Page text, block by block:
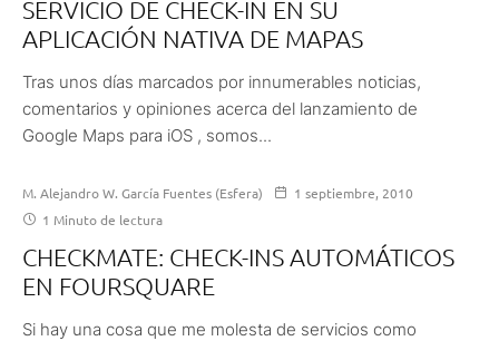
SERVICIO DE CHECK-IN EN SU
APLICACIÓN NATIVA DE MAPAS
Tras unos días marcados por innumerables noticias,
comentarios y opiniones acerca del lanzamiento de
Google Maps para iOS , somos...
M. Alejandro W. García Fuentes (Esfera)
1 septiembre, 2010
1 Minuto de lectura
CHECKMATE: CHECK-INS AUTOMÁTICOS
EN FOURSQUARE
Si hay una cosa que me molesta de servicios como